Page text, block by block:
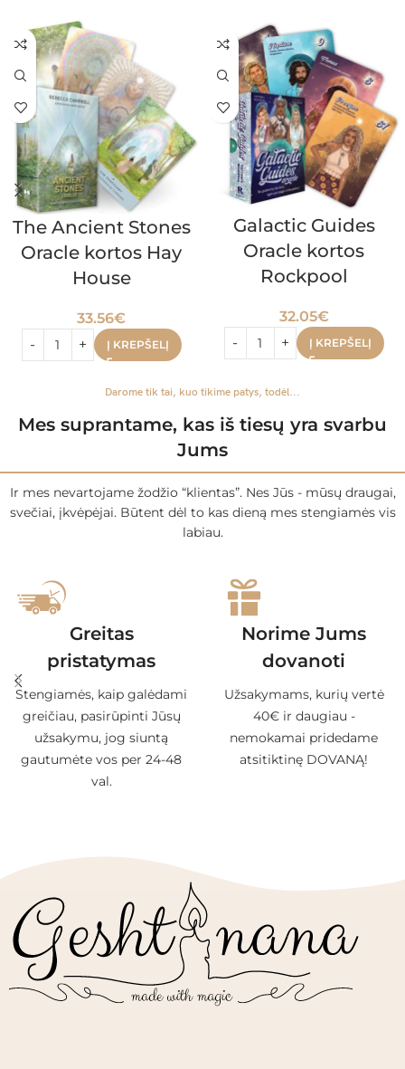
The Ancient Stones
Oracle kortos Hay
House
33.56€
Į KREPŠELĮ
Galactic Guides
Oracle kortos
Rockpool
32.05€
Į KREPŠELĮ
Darome tik tai, kuo tikime patys, todėl...
Mes suprantame, kas iš tiesų yra svarbu
Jums
Ir mes nevartojame žodžio “klientas”. Nes Jūs - mūsų draugai,
svečiai, įkvėpėjai. Būtent dėl to kas dieną mes stengiamės vis
labiau.
Greitas
pristatymas
Stengiamės, kaip galėdami
greičiau, pasirūpinti Jūsų
užsakymu, jog siuntą
gautumėte vos per 24-48
val.
Norime Jums
dovanoti
Užsakymams, kurių vertė
40€ ir daugiau -
nemokamai pridedame
atsitiktinę DOVANĄ!